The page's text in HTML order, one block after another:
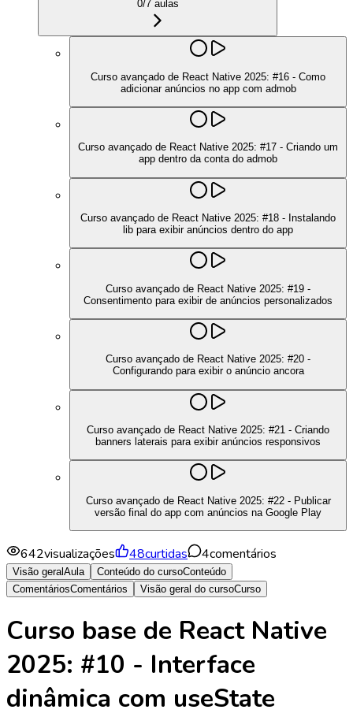
0/7aulas
Curso avançado de React Native 2025: #16 - Como
adicionar anúncios no app com admob
Curso avançado de React Native 2025: #17 - Criando um
app dentro da conta do admob
Curso avançado de React Native 2025: #18 - Instalando
lib para exibir anúncios dentro do app
Curso avançado de React Native 2025: #19 -
Consentimento para exibir de anúncios personalizados
Curso avançado de React Native 2025: #20 -
Configurando para exibir o anúncio ancora
Curso avançado de React Native 2025: #21 - Criando
banners laterais para exibir anúncios responsivos
Curso avançado de React Native 2025: #22 - Publicar
versão final do app com anúncios na Google Play
642visualizações 48curtidas 4comentários
Visão geral Aula Conteúdo do cursoConteúdo
ComentáriosComentários Visão geral do cursoCurso
Curso base de React Native
2025: #10 - Interface
dinâmica com useState